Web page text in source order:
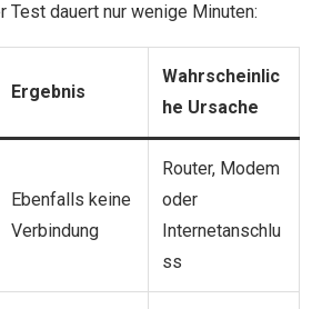
Test dauert nur wenige Minuten:
Ergebnis
Wahrscheinlic
he Ursache
Ebenfalls keine
Verbindung
Router, Modem
oder
Internetanschlu
ss